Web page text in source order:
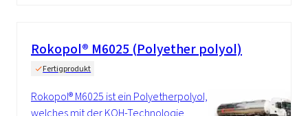
Rokopol® M6025 (Polyether polyol)
Fertigprodukt
Rokopol® M6025 ist ein Polyetherpolyol,
welches mit der KOH-Technologie